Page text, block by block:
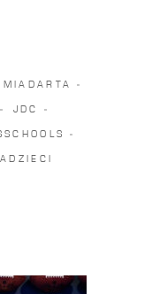
JDC